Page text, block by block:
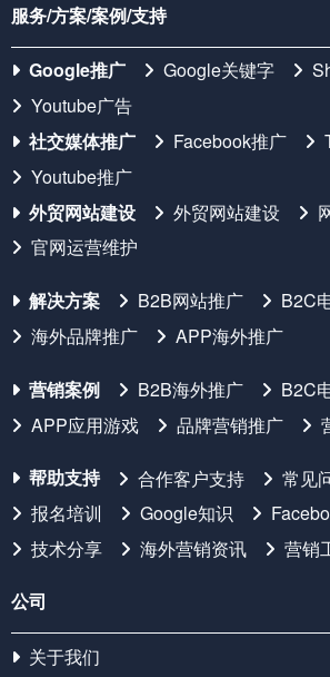
服务/方案/案例/支持
Google推广 Google关键字
Youtube广告
社交媒体推广
Facebook推广
Youtube推广
外贸网站建设
外贸网站建设
官网运营维护
解决方案 B2B网站推广
B2C
海外品牌推广
APP海外推广
营销案例 B2B海外推广
B2C
APP应用游戏
品牌营销推广
帮助支持 合作客户支持
常见
报名培训
Google知识
技术分享
海外营销资讯 营销
公司
关于我们